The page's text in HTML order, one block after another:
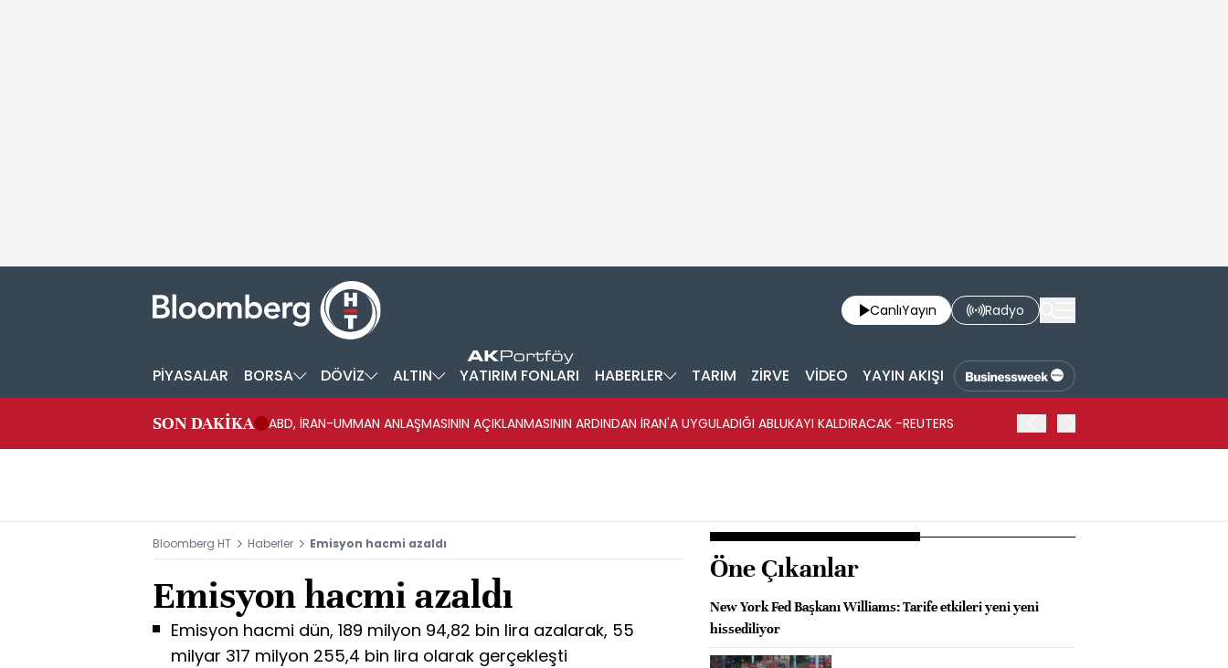
CanlıYayın Radyo
PİYASALAR BORSA DÖVİZ ALTIN YATIRIM FONLARI HABERLER TARIM ZİRVE VİDEO YAYIN AKIŞI
SON DAKİKA ABD, İRAN-UMMAN ANLAŞMASININ AÇIKLANMASININ ARDINDAN İRAN'A UYGULADIĞI ABLUKAYI KALDIRACAK -REUTERS
Bloomberg HT Haberler Emisyon hacmi azaldı
Emisyon hacmi azaldı
Emisyon hacmi dün, 189 milyon 94,82 bin lira azalarak, 55
milyar 317 milyon 255,4 bin lira olarak gerçekleşti
Öne Çıkanlar
New York Fed Başkanı Williams: Tarife etkileri yeni yeni
hissediliyor